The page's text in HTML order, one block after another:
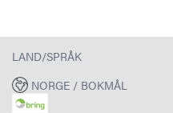
LAND/SPRÅK
NORGE / BOKMÅL